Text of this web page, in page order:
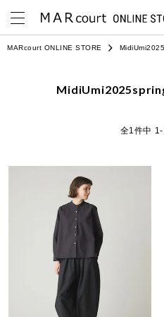
MARcourt ONLINE STORE
1件中 1-